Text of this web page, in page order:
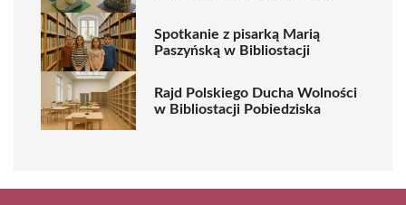
Spotkanie z pisarką Marią
Paszyńską w Bibliostacji
Rajd Polskiego Ducha Wolności
w Bibliostacji Pobiedziska